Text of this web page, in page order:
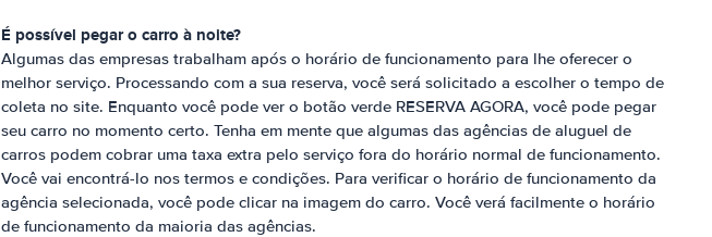
É possível pegar o carro à noite?
Algumas das empresas trabalham após o horário de funcionamento para lhe oferecer o
melhor serviço. Processando com a sua reserva, você será solicitado a escolher o tempo de
coleta no site. Enquanto você pode ver o botão verde RESERVA AGORA, você pode pegar
seu carro no momento certo. Tenha em mente que algumas das agências de aluguel de
carros podem cobrar uma taxa extra pelo serviço fora do horário normal de funcionamento.
Você vai encontrá-lo nos termos e condições. Para verificar o horário de funcionamento da
agência selecionada, você pode clicar na imagem do carro. Você verá facilmente o horário
de funcionamento da maioria das agências.